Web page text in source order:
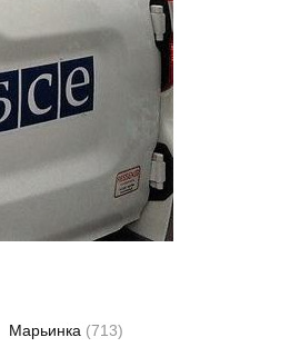
Марьинка (713)